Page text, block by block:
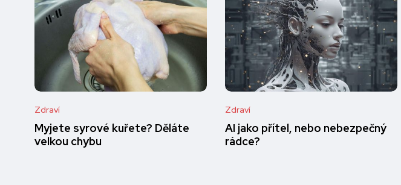
Zdraví
Myjete syrové kuřete? Děláte
velkou chybu
Zdraví
AI jako přítel, nebo nebezpečný
rádce?